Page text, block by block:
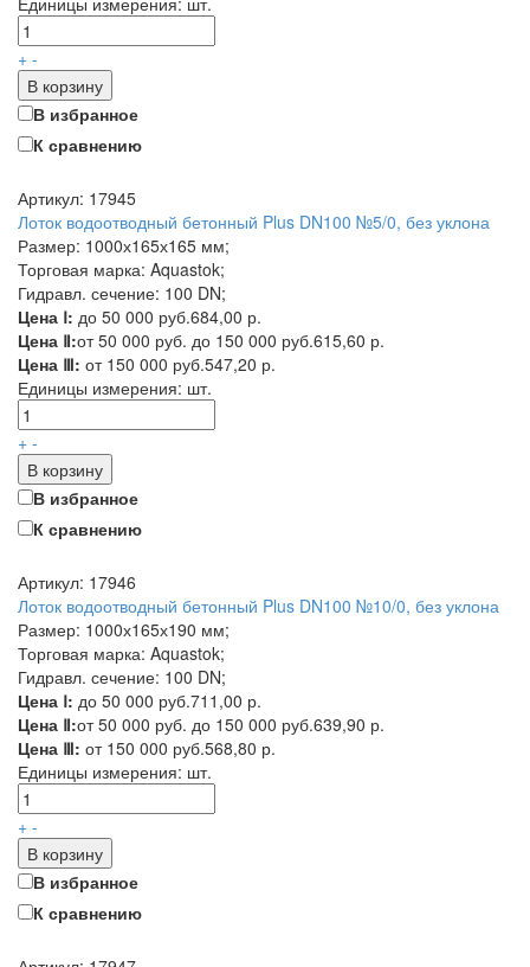
+ -
В корзину
В избранное
К сравнению
Артикул: 17945
Лоток водоотводный бетонный Plus DN100 №5/0, без уклона
Размер: 1000х165х165 мм;
Торговая марка: Aquastok;
Гидравл. сечение: 100 DN;
Цена Ⅰ: до 50 000 руб.684,00 р.
Цена Ⅱ:от 50 000 руб. до 150 000 руб.615,60 р.
Цена Ⅲ: от 150 000 руб.547,20 р.
Единицы измерения: шт.
+ -
В корзину
В избранное
К сравнению
Артикул: 17946
Лоток водоотводный бетонный Plus DN100 №10/0, без уклона
Размер: 1000х165х190 мм;
Торговая марка: Aquastok;
Гидравл. сечение: 100 DN;
Цена Ⅰ: до 50 000 руб.711,00 р.
Цена Ⅱ:от 50 000 руб. до 150 000 руб.639,90 р.
Цена Ⅲ: от 150 000 руб.568,80 р.
Единицы измерения: шт.
+ -
В корзину
В избранное
К сравнению